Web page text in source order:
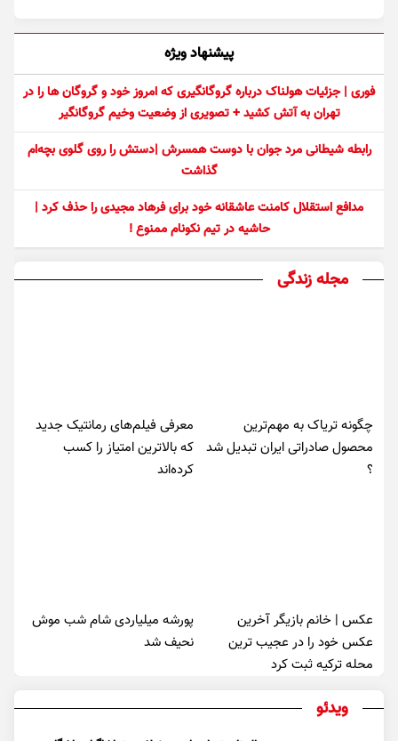
پیشنهاد ویژه
فوری | جزئیات هولناک درباره گروگانگیری که امروز خود و گروگان ها را در
تهران به آتش کشید + تصویری از وضعیت وخیم گروگانگیر
رابطه شیطانی مرد جوان با دوست همسرش |دستش را روی گلوی بچه‌ام
گذاشت
مدافع استقلال کامنت عاشقانه خود برای فرهاد مجیدی را حذف کرد |
حاشیه در تیم نکونام ممنوع !
مجله زندگی
چگونه تریاک به مهم‌ترین
محصول صادراتی ایران تبدیل شد
؟
معرفی فیلم‌های رمانتیک جدید
که بالاترین امتیاز را کسب
کرده‌اند
عکس | خانم بازیگر آخرین
عکس خود را در عجیب ترین
محله ترکیه ثبت کرد
پورشه میلیاردی شام شب موش‌
نحیف شد
ویدئو